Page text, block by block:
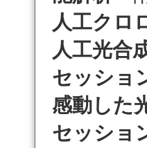
人工クロ
人工光合
セッショ
感動した
セッショ